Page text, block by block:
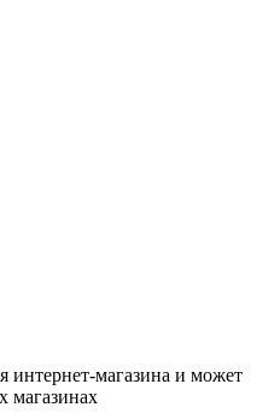
интернет-магазина и может
магазинах